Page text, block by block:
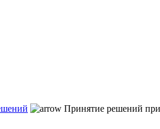
Принятие решений при